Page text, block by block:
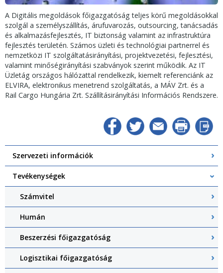
A Digitális megoldások főigazgatóság teljes körű megoldásokkal
szolgál a személyszállítás, árufuvarozás, outsourcing, tanácsadás
és alkalmazásfejlesztés, IT biztonság valamint az infrastruktúra
fejlesztés területén. Számos üzleti és technológiai partnerrel és
nemzetközi IT szolgáltatásirányítási, projektvezetési, fejlesztési,
valamint minőségirányítási szabványok szerint működik. Az IT
Üzletág országos hálózattal rendelkezik, kiemelt referenciánk az
ELVIRA, elektronikus menetrend szolgáltatás, a MÁV Zrt. és a
Rail Cargo Hungária Zrt. Szállításirányítási Információs Rendszere.
Szervezeti információk
Tevékenységek
Számvitel
Humán
Beszerzési főigazgatóság
Logisztikai főigazgatóság